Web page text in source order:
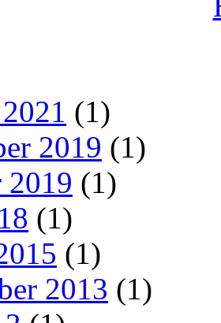
(1)
2019 (1)
2019 (1)
(1)
(1)
2013 (1)